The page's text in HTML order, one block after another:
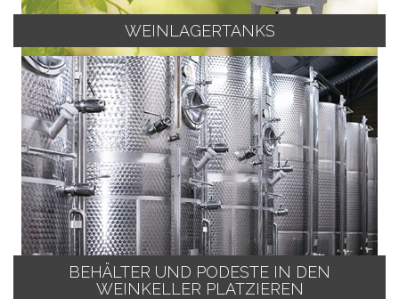
WEINLAGERTANKS
BEHÄLTER UND PODESTE IN DEN
WEINKELLER PLATZIEREN